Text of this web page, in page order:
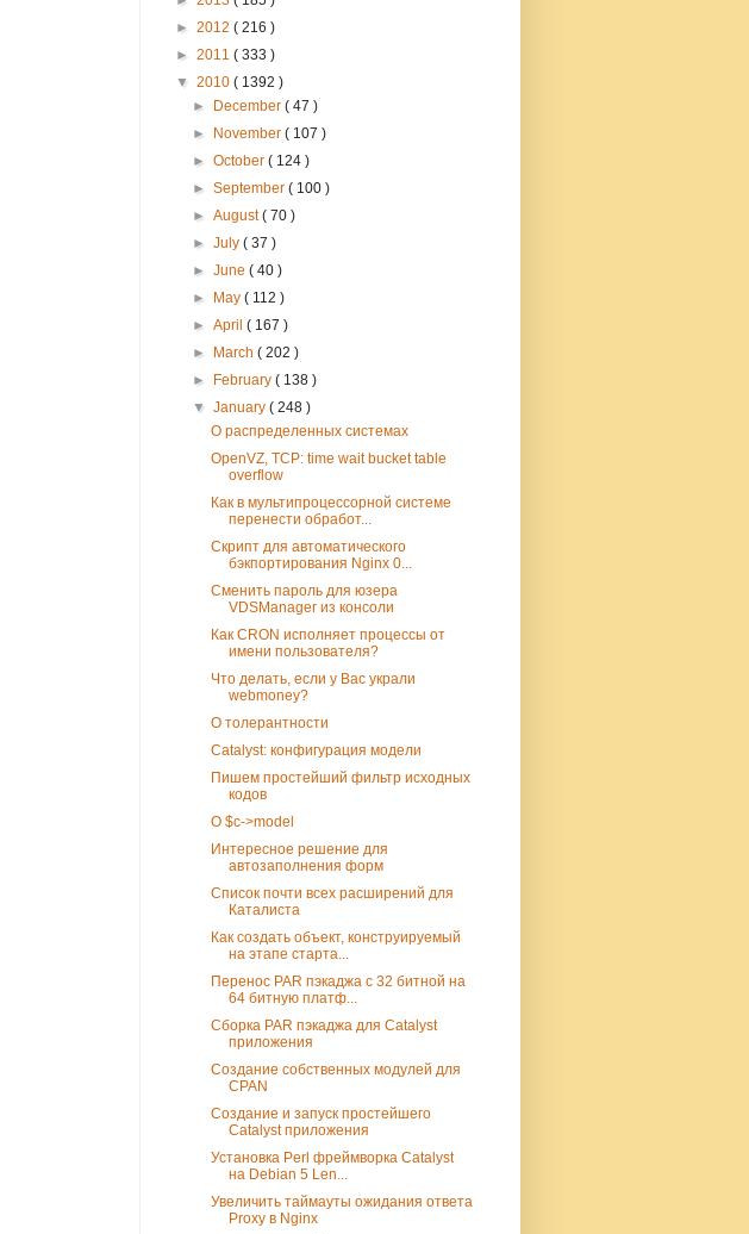
► 2012 ( 216 )
► 2011 ( 333 )
▼ 2010 ( 1392 )
►
December( 47 )
►
November( 107 )
►October( 124 )
►September( 100 )
►August( 70 )
►July( 37 )
►June( 40 )
►
May( 112 )
►April( 167 )
►
March( 202 )
►
February( 138 )
▼January( 248 )
О распределенных системах
OpenVZ, TCP: time wait bucket table
overflow
Как в мультипроцессорной системе
перенести обработ...
Скрипт для автоматического
бэкпортирования Nginx 0...
Сменить пароль для юзера
VDSManager из консоли
Как CRON исполняет процессы от
имени пользователя?
Что делать, если у Вас украли
webmoney?
О толерантности
Catalyst: конфигурация модели
Пишем простейший фильтр исходных
кодов
О $c->model
Интересное решение для
автозаполнения форм
Список почти всех расширений для
Каталиста
Как создать объект, конструируемый
на этапе старта...
Перенос PAR пэкаджа с 32 битной на
64 битную платф...
Сборка PAR пэкаджа для Catalyst
приложения
Создание собственных модулей для
CPAN
Создание и запуск простейшего
Catalyst приложения
Установка Perl фреймворка Catalyst
на Debian 5 Len...
Увеличить таймауты ожидания ответа
Proxy в Nginx